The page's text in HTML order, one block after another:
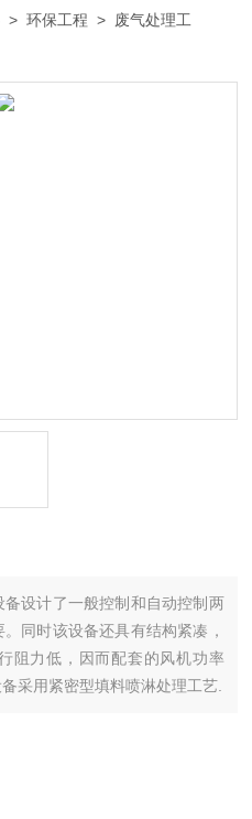
>环保工程 > 废气处理工
备设计了一般控制和自动控制两
同时该设备还具有结构紧凑，
阻力低，因而配套的风机功率
采用紧密型填料喷淋处理工艺.